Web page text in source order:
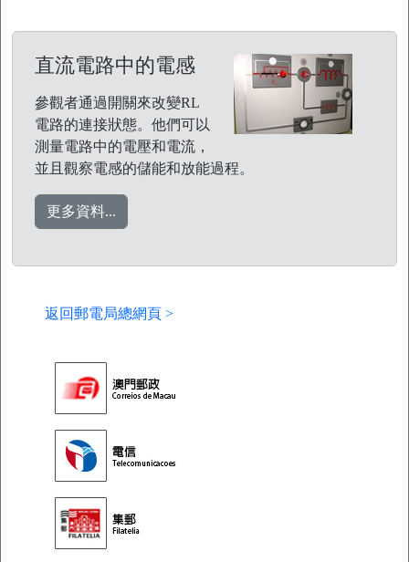
直流電路中的電感
參觀者通過開關來改變RL
電路的連接狀態。他們可以
測量電路中的電壓和電流，
並且觀察電感的儲能和放能過程。
更多資料...
返回郵電局總網頁 >